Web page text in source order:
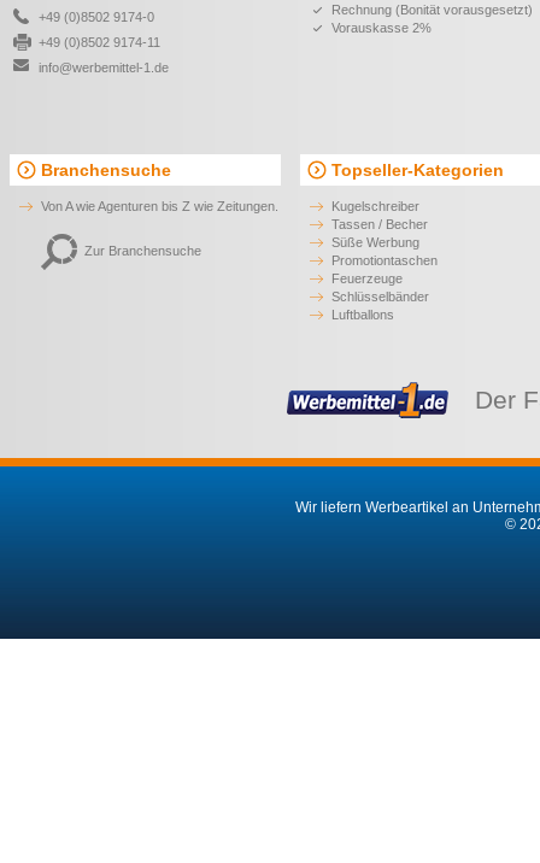
+49 (0)8502 9174-0
+49 (0)8502 9174-11
info@werbemittel-1.de
Rechnung (Bonität vorausgesetzt)
Vorauskasse 2%
Branchensuche
Von A wie Agenturen bis Z wie Zeitungen.
Zur Branchensuche
Topseller-Kategorien
Kugelschreiber
Tassen / Becher
Süße Werbung
Promotiontaschen
Feuerzeuge
Schlüsselbänder
Luftballons
Der
Wir liefern Werbeartikel an
©